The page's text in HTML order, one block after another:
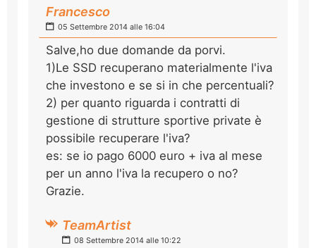
Francesco
05 Settembre 2014 alle 16:04
Salve,ho due domande da porvi.
1)Le SSD recuperano materialmente l'iva
che investono e se si in che percentuali?
2) per quanto riguarda i contratti di
gestione di strutture sportive private è
possibile recuperare l'iva?
es: se io pago 6000 euro + iva al mese
per un anno l'iva la recupero o no?
Grazie.
TeamArtist
08 Settembre 2014 alle 10:22